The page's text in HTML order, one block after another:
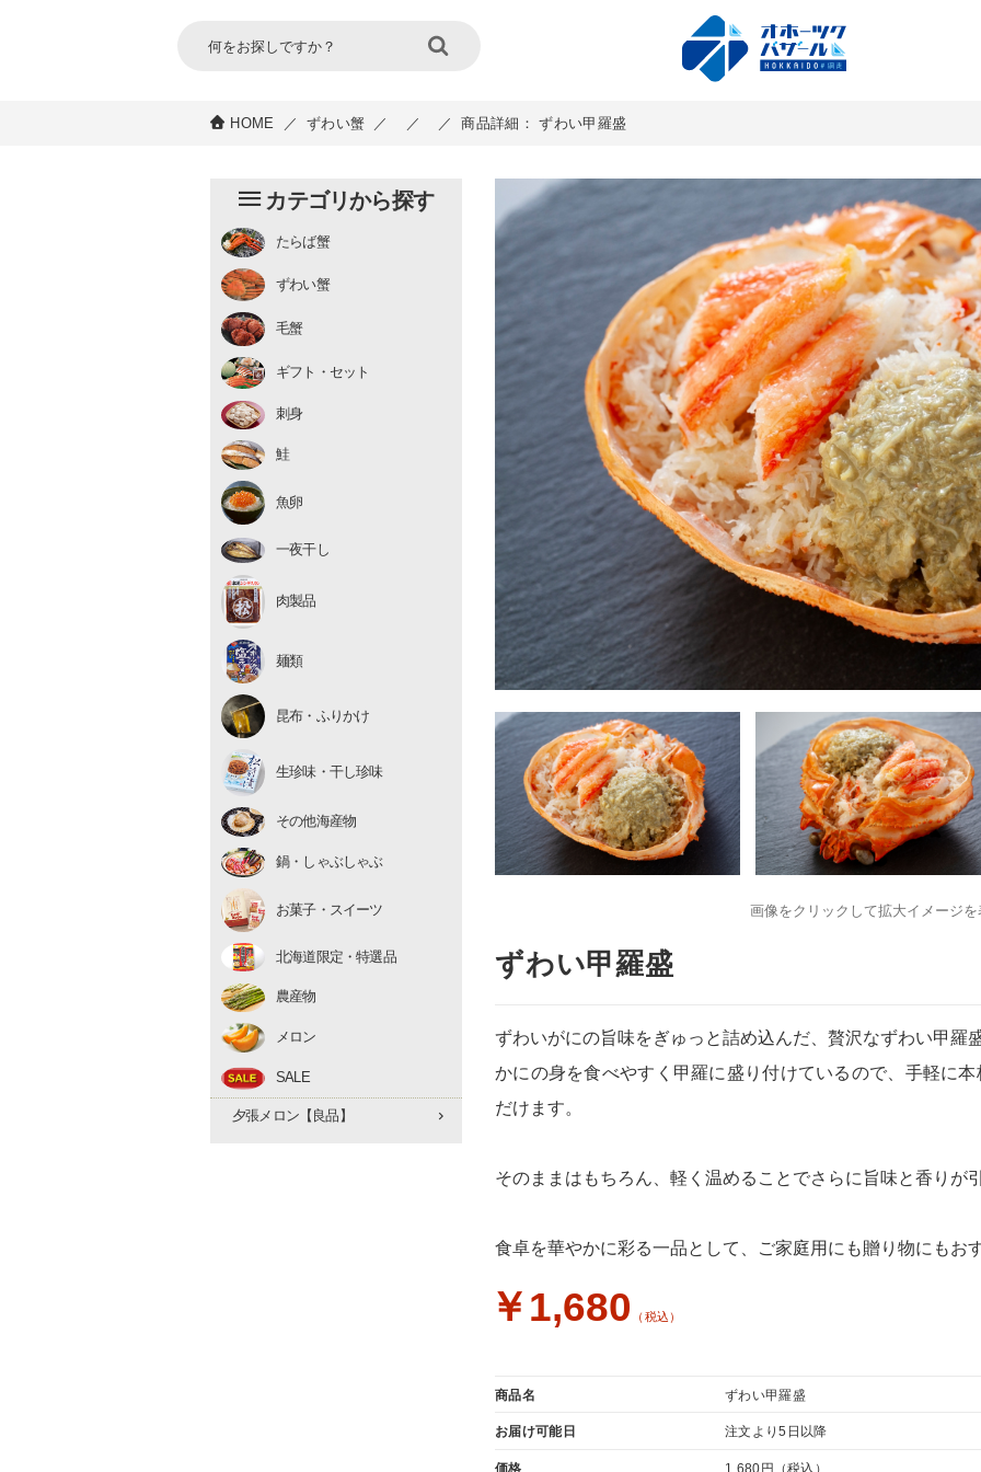
HOME ／ ずわい蟹 ／ ／ ／ 商品詳細： ずわい甲羅盛
カテゴリから探す
たらば蟹
チルド
むき身 ずわい蟹
むき身
生冷凍 毛蟹
チルド
ギフト・セット
刺身
鮭
魚卵
いくら
たらこ・明太子
数の子
一夜干し
肉製品
麺類
昆布・ふりかけ
生珍味・干し珍味
生珍味
干し珍味
その他海産物
鍋・しゃぶしゃぶ
お菓子・スイーツ
北海道限定・特選品
農産物
アスパラ
とうもろこし
たまねぎ
早期予約 10月下旬
メロン
赤肉メロン
夕張メロン【優品】
夕張メロン【良品】
SALE
画像をクリックして拡大イメージを
ずわい甲羅盛
ずわいがにの旨味をぎゅっと詰め込んだ、贅沢なずわい甲羅
かにの身を食べやすく甲羅に盛り付けているので、手軽に
だけます。
そのままはもちろん、軽く温めることでさらに旨味と香りが
食卓を華やかに彩る一品として、ご家庭用にも贈り物にもお
￥1,680 （税込）
商品名 ずわい甲羅盛
お届け可能日 注文より5日以降
価格 1,680円 （税込）